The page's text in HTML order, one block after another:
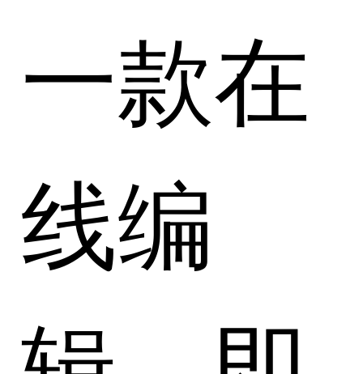
一款在
线编